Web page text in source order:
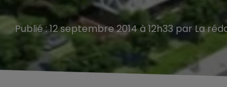
Publié : 12 septembre 2014 à 12h33 par La